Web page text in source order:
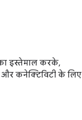
इस्तेमाल करके,
और कनेक्टिविटी के लिए